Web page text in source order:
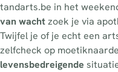
tandarts.be in het
van wachtzoek je via
Twijfel je of je echt een
zelfcheck op
levensbedreigende